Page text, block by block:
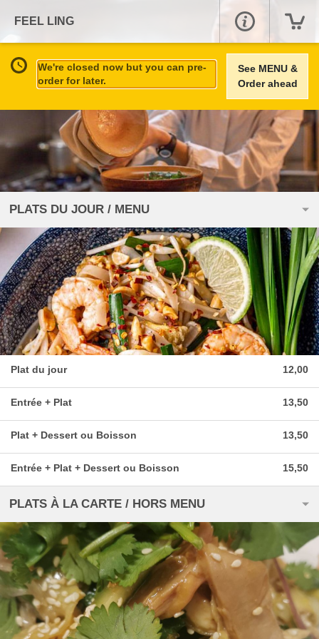
FEEL LING
We're closed now but you can pre-
order for later.
See MENU &
Order ahead
PLATS DU JOUR / MENU
Plat du jour 12,00
Entrée + Plat 13,50
Plat + Dessert ou Boisson 13,50
Entrée + Plat + Dessert ou Boisson 15,50
PLATS À LA CARTE / HORS MENU